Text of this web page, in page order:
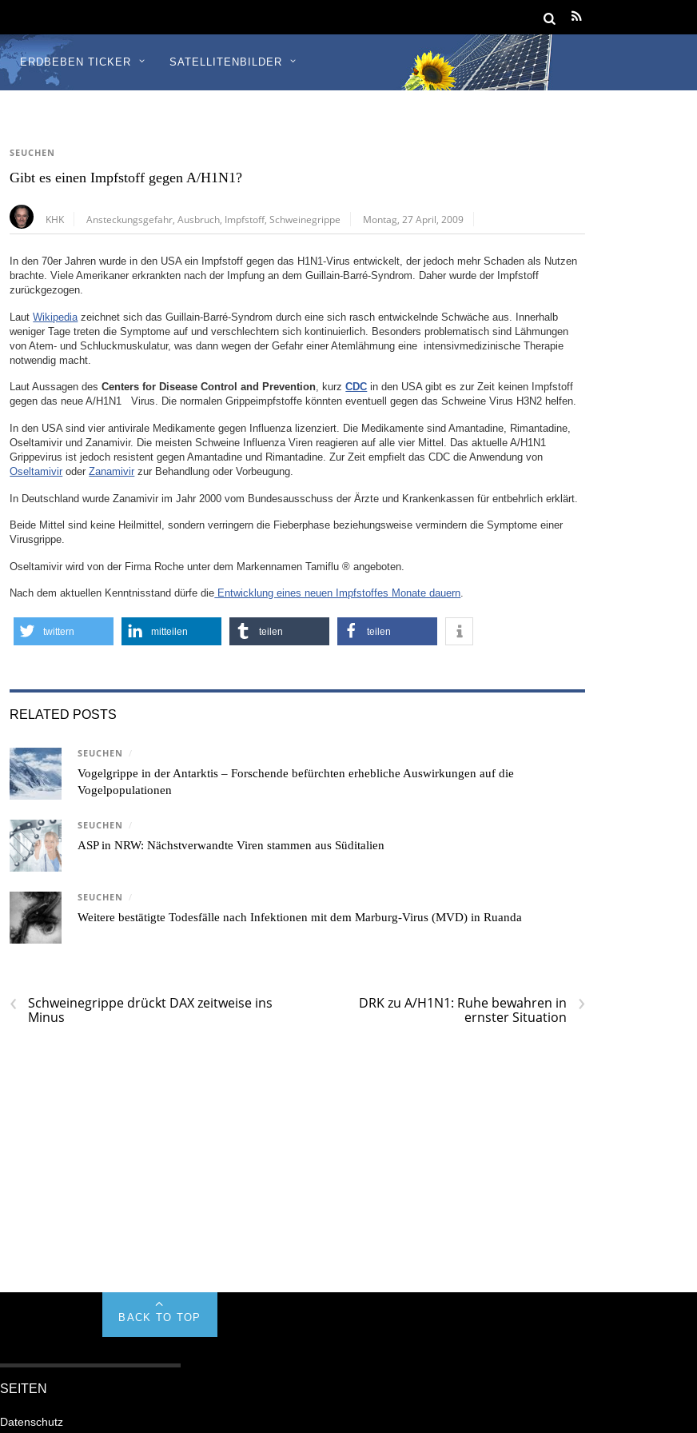
ERDBEBEN TICKER SATELLITENBILDER
SEUCHEN
Gibt es einen Impfstoff gegen A/H1N1?
KHK Ansteckungsgefahr ,Ausbruch Impfstoff,Schweinegrippe Montag, 27 April, 2009
In den 70er Jahren wurde in den USA ein Impfstoff gegen das H1N1-Virus entwickelt, der jedoch mehr Schaden als Nutzen
brachte. Viele Amerikaner erkrankten nach der Impfung an dem Guillain-Barré-Syndrom. Daher wurde der Impfstoff
zurückgezogen.
LautWikipedia zeichnet sich das Guillain-Barré-Syndrom durch eine sich rasch entwickelnde Schwäche aus. Innerhalb
weniger Tage treten die Symptome auf und verschlechtern sich kontinuierlich. Besonders problematisch sind Lähmungen
von Atem- und Schluckmuskulatur, was dann wegen der Gefahr einer Atemlähmung eine intensivmedizinische Therapie
notwendig macht.
Laut Aussagen desCenters for Disease Control and Prevention, kurzCDC in den USA gibt es zur Zeit keinen Impfstoff
gegen das neue A/H1N1 Virus. Die normalen Grippeimpfstoffe könnten eventuell gegen das Schweine Virus H3N2 helfen.
In den USA sind vier antivirale Medikamente gegen Influenza lizenziert. Die Medikamente sind Amantadine, Rimantadine,
Oseltamivir und Zanamivir. Die meisten Schweine Influenza Viren reagieren auf alle vier Mittel. Das aktuelle A/H1N1
Grippevirus ist jedoch resistent gegen Amantadine und Rimantadine. Zur Zeit empfielt das CDC die Anwendung von
Oseltamivir oderZanamivir zur Behandlung oder Vorbeugung.
In Deutschland wurde Zanamivir im Jahr 2000 vom Bundesausschuss der Ärzte und Krankenkassen für entbehrlich erklärt.
Beide Mittel sind keine Heilmittel, sondern verringern die Fieberphase beziehungsweise vermindern die Symptome einer
Virusgrippe.
Oseltamivir wird von der Firma Roche unter dem Markennamen Tamiflu ® angeboten.
Nach dem aktuellen Kenntnisstand dürfe die Entwicklung eines neuen Impfstoffes Monate dauern.
twittern mitteilen teilen teilen
RELATED POSTS
SEUCHEN /
Vogelgrippe in der Antarktis – Forschende befürchten erhebliche Auswirkungen auf die
Vogelpopulationen
SEUCHEN /
ASP in NRW: Nächstverwandte Viren stammen aus Süditalien
SEUCHEN /
Weitere bestätigte Todesfälle nach Infektionen mit dem Marburg-Virus (MVD) in Ruanda
‹
Schweinegrippe drückt DAX zeitweise ins
Minus
›
DRK zu A/H1N1: Ruhe bewahren in
ernster Situation
BACK TO TOP
SEITEN
Datenschutz